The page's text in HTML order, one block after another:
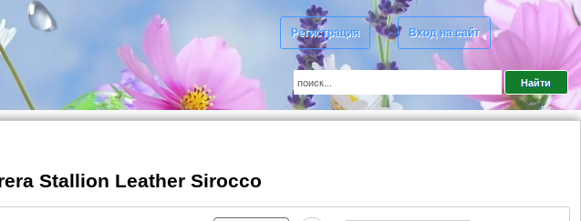
Регистрация Вход на сайт
Stallion Leather Sirocco